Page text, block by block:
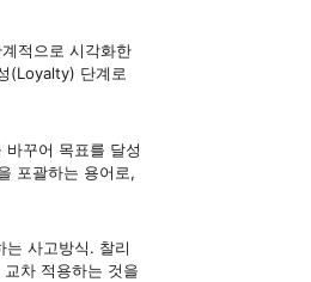
적으로 시각화한
(Loyalty) 단계로
바꾸어 목표를 달성
포괄하는 용어로,
사고방식. 찰리
차 적용하는 것을